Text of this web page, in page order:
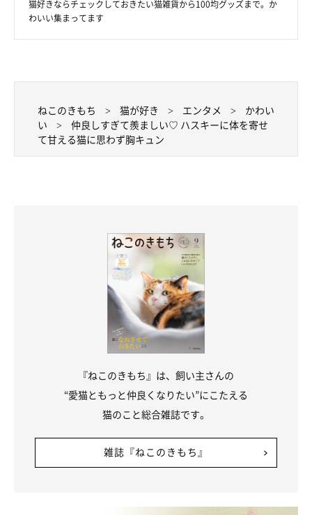
猫好きならチェックしておきたい猫雑貨から100均グッズまで。か
わいい集まってます
ねこのきもち 猫が好き エンタメ
かわい
い
仲良しすぎて羨ましい♡ ハスキーに体を寄せ
て甘える猫に思わず胸キュン
『ねこのきもち』は、飼い主さんの
“愛猫ともっと仲良くなりたい”にこたえる
猫のこと総合雑誌です。
雑誌『ねこのきもち』